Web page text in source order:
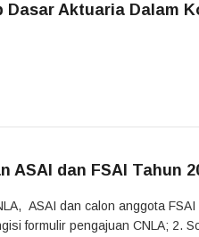
Dasar Aktuaria Dalam
ASAI dan FSAI Tahun
ASAI dan calon anggota
formulir pengajuan CNLA; 2.